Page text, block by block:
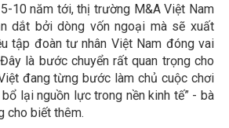
10 năm tới, thị trường M&A Việt Nam
dắt bởi dòng vốn ngoại mà sẽ xuất
tập đoàn tư nhân Việt Nam đóng vai
là bước chuyển rất quan trọng cho
đang từng bước làm chủ cuộc chơi
lại nguồn lực trong nền kinh tế” - bà
cho biết thêm.